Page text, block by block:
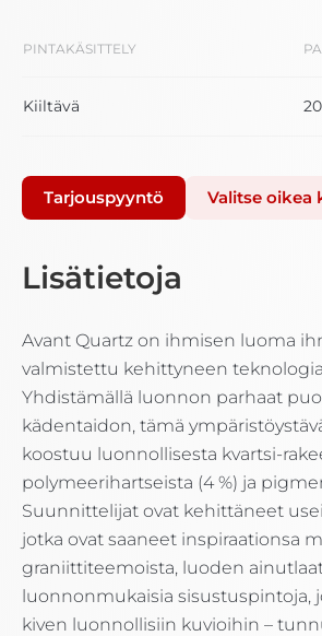
PINTAKÄSITTELY
Kiiltävä
Tarjouspyyntö Valitse oikea
Lisätietoja
Avant Quartz on ihmisen luoma
valmistettu kehittyneen
Yhdistämällä luonnon parhaat
kädentaidon, tämä
koostuu luonnollisesta kvartsi-
polymeerihartseista (4 %) ja
Suunnittelijat ovat kehittäneet
jotka ovat saaneet inspiraationsa
graniittiteemoista, luoden
luonnonmukaisia sisustuspintoja,
kiven luonnollisiin kuvioihin –